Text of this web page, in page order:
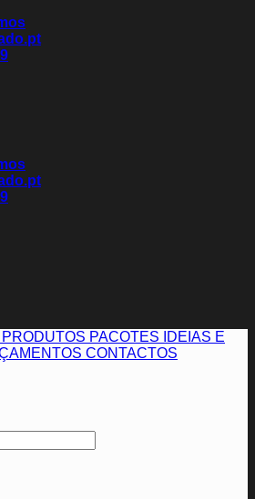
PRODUTOS PACOTES
IDEIAS E
CONTACTOS